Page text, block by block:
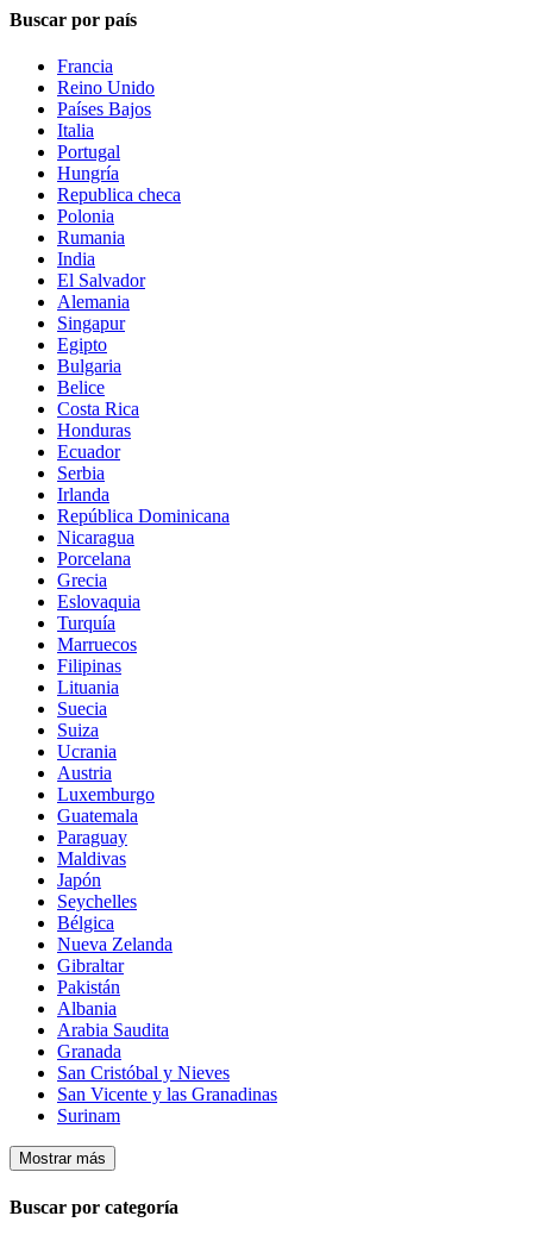
Buscar por país
Francia
Reino Unido
Países Bajos
Italia
Portugal
Hungría
Republica checa
Polonia
Rumania
India
El Salvador
Alemania
Singapur
Egipto
Bulgaria
Belice
Costa Rica
Honduras
Ecuador
Serbia
Irlanda
República Dominicana
Nicaragua
Porcelana
Grecia
Eslovaquia
Turquía
Marruecos
Filipinas
Lituania
Suecia
Suiza
Ucrania
Austria
Luxemburgo
Guatemala
Paraguay
Maldivas
Japón
Seychelles
Bélgica
Nueva Zelanda
Gibraltar
Pakistán
Albania
Arabia Saudita
Granada
San Cristóbal y Nieves
San Vicente y las Granadinas
Surinam
Mostrar más
Buscar por categoría